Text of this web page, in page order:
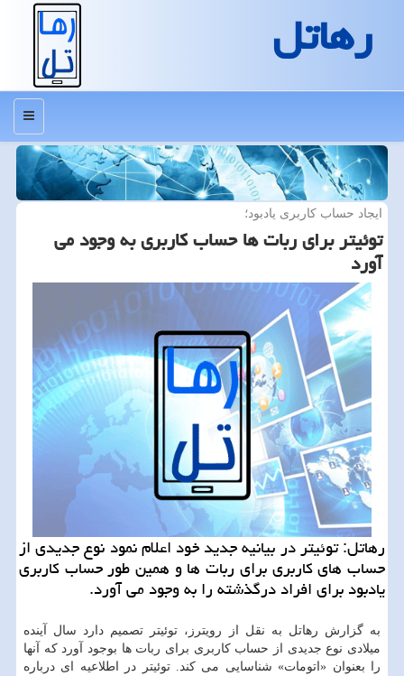
رهاتل
منو
ایجاد حساب كاربری یادبود؛
توئیتر برای ربات ها حساب كاربری به وجود می
آورد
رهاتل: توئیتر در بیانیه جدید خود اعلام نمود نوع جدیدی از
حساب های کاربری برای ربات ها و همین طور حساب کاربری
یادبود برای افراد درگذشته را به وجود می آورد.
به گزارش رهاتل به نقل از رویترز، توئیتر تصمیم دارد سال آینده
میلادی نوع جدیدی از حساب کاربری برای ربات ها بوجود آورد که آنها
را بعنوان «اتومات» شناسایی می کند. توئیتر در اطلاعیه ای درباره